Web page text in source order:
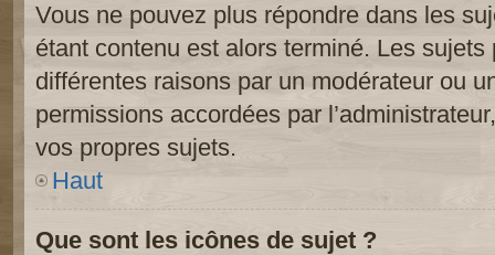
Vous ne pouvez plus répondre dans les
étant contenu est alors terminé. Les
différentes raisons par un modérateur ou
permissions accordées par
vos propres sujets.
Haut
Que sont les icônes de sujet ?